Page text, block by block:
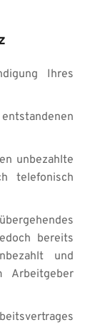
Ihres
unbezahlte
telefonisch
bereits
und
Arbeitgeber